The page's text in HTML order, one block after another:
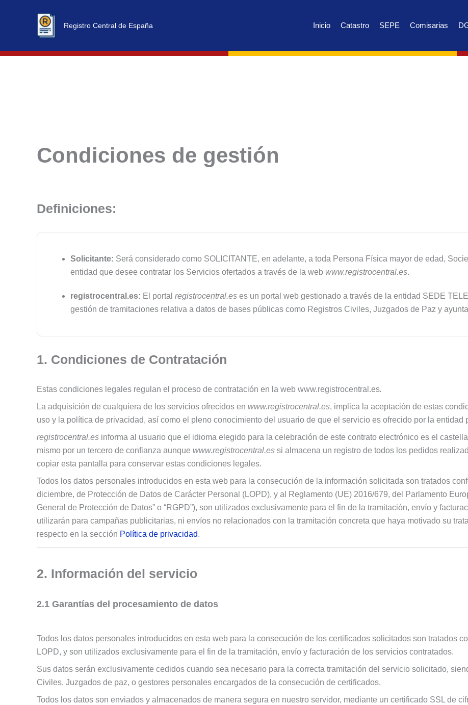
Registro Central de España Inicio Catastro SEPE Comisarias
Condiciones de gestión
Definiciones:
Solicitante: Será considerado como SOLICITANTE, en adelante, a toda Persona Física mayor de edad,
entidad que desee contratar los Servicios ofertados a través de la web www.registrocentral.es.
registrocentral.es: El portal registrocentral.es es un portal web gestionado a través de la entidad SEDE
gestión de tramitaciones relativa a datos de bases públicas como Registros Civiles, Juzgados de Paz y
1. Condiciones de Contratación
Estas condiciones legales regulan el proceso de contratación en la web www.registrocentral.es.
La adquisición de cualquiera de los servicios ofrecidos en www.registrocentral.es, implica la aceptación de estas
uso y la política de privacidad, así como el pleno conocimiento del usuario de que el servicio es ofrecido por la entidad
registrocentral.es informa al usuario que el idioma elegido para la celebración de este contrato electrónico es el
mismo por un tercero de confianza aunque www.registrocentral.es si almacena un registro de todos los pedidos
copiar esta pantalla para conservar estas condiciones legales.
Todos los datos personales introducidos en esta web para la consecución de la información solicitada son tratados
diciembre, de Protección de Datos de Carácter Personal (LOPD), y al Reglamento (UE) 2016/679, del Parlamento
General de Protección de Datos” o “RGPD”), son utilizados exclusivamente para el fin de la tramitación, envío y
utilizarán para campañas publicitarias, ni envíos no relacionados con la tramitación concreta que haya motivado su
respecto en la sección Política de privacidad.
2. Información del servicio
2.1 Garantías del procesamiento de datos
Todos los datos personales introducidos en esta web para la consecución de los certificados solicitados son tratados
LOPD, y son utilizados exclusivamente para el fin de la tramitación, envío y facturación de los servicios contratados.
Sus datos serán exclusivamente cedidos cuando sea necesario para la correcta tramitación del servicio solicitado,
Civiles, Juzgados de paz, o gestores personales encargados de la consecución de certificados.
Todos los datos son enviados y almacenados de manera segura en nuestro servidor, mediante un certificado SSL de